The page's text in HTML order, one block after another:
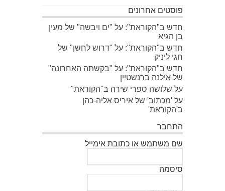
פוסטים אחרונים
חדש ב"הקוראת": על "ים ויבשה" של מעין
בן הגיא
חדש ב"הקוראת": על "דרוש לחשן" של
חגי ליניק
חדש ב"הקוראת": על "בקשתה האחרונה"
של אילנה ברנשטיין
על שלושה ספרי שירה ב"הקוראת"
על 'מכתוב' של איריס אליה-כהן
ב'הקוראת'
התחבר
שם משתמש או כתובת אימייל
סיסמה